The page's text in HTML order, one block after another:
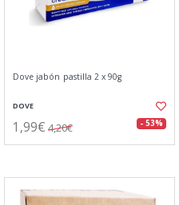
Dove jabón pastilla 2 x 90g
DOVE
1,99€ 4,20€ - 53%